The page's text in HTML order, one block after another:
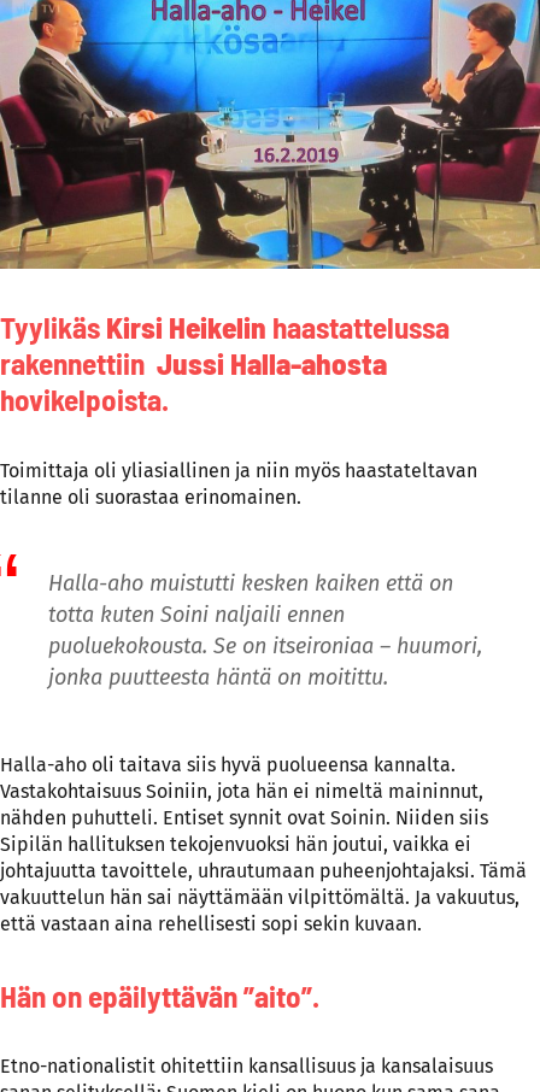
Tyylikäs Kirsi Heikelin haastattelussa
rakennettiin Jussi Halla-ahosta
hovikelpoista.
Toimittaja oli yliasiallinen ja niin myös haastateltavan
tilanne oli suorastaa erinomainen.
Halla-aho muistutti kesken kaiken että on
totta kuten Soini naljaili ennen
puoluekokousta. Se on itseironiaa – huumori,
jonka puutteesta häntä on moitittu.
Halla-aho oli taitava siis hyvä puolueensa kannalta.
Vastakohtaisuus Soiniin, jota hän ei nimeltä maininnut,
nähden puhutteli. Entiset synnit ovat Soinin. Niiden siis
Sipilän hallituksen tekojenvuoksi hän joutui, vaikka ei
johtajuutta tavoittele, uhrautumaan puheenjohtajaksi. Tämä
vakuuttelun hän sai näyttämään vilpittömältä. Ja vakuutus,
että vastaan aina rehellisesti sopi sekin kuvaan.
Hän on epäilyttävän ”aito”.
Etno-nationalistit ohitettiin kansallisuus ja kansalaisuus